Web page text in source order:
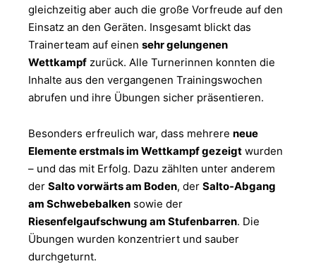
gleichzeitig aber auch die große Vorfreude auf den
Einsatz an den Geräten. Insgesamt blickt das
Trainerteam auf einen sehr gelungenen
Wettkampf zurück. Alle Turnerinnen konnten die
Inhalte aus den vergangenen Trainingswochen
abrufen und ihre Übungen sicher präsentieren.
Besonders erfreulich war, dass mehrere neue
Elemente erstmals im Wettkampf gezeigt wurden
– und das mit Erfolg. Dazu zählten unter anderem
der Salto vorwärts am Boden, der Salto‑Abgang
am Schwebebalken sowie der
Riesenfelgaufschwung am Stufenbarren. Die
Übungen wurden konzentriert und sauber
durchgeturnt.